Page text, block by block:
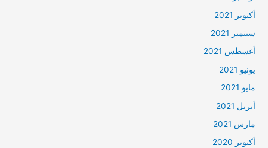
أكتوبر 2021
سبتمبر 2021
أغسطس 2021
يونيو 2021
مايو 2021
أبريل 2021
مارس 2021
أكتوبر 2020